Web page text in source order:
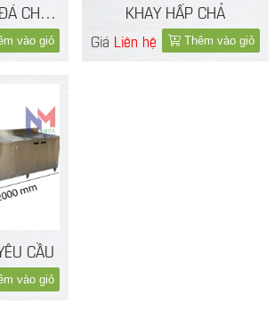
CHẬU
vào giỏ
KHAY HẤP CHẢ
Giá Liên hệ Thêm vào giỏ
CẦU
vào giỏ